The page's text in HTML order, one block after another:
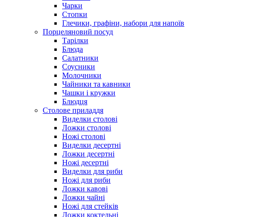
Чарки
Стопки
Глечики, графіни, набори для напоїв
Порцеляновий посуд
Тарілки
Блюда
Салатники
Соусники
Молочники
Чайники та кавники
Чашки і кружки
Блюдця
Столове приладдя
Виделки столові
Ложки столові
Ножі столові
Виделки десертні
Ложки десертні
Ножі десертні
Виделки для риби
Ножі для риби
Ложки кавові
Ложки чайні
Ножі для стейків
Ложки коктельні